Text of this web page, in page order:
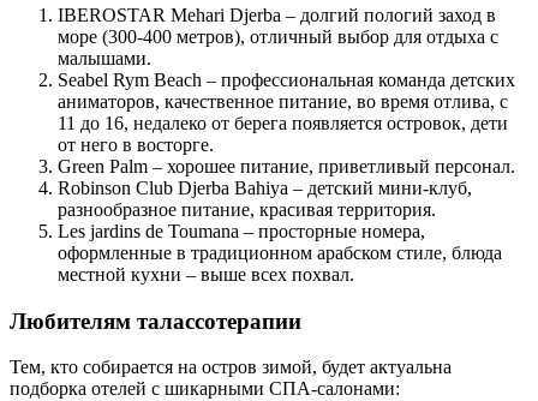
IBEROSTAR Mehari Djerba – долгий пологий заход в
море (300-400 метров), отличный выбор для отдыха с
малышами.
Seabel Rym Beach – профессиональная команда детских
аниматоров, качественное питание, во время отлива, с
11 до 16, недалеко от берега появляется островок, дети
от него в восторге.
Green Palm – хорошее питание, приветливый персонал.
Robinson Club Djerba Bahiya – детский мини-клуб,
разнообразное питание, красивая территория.
Les jardins de Toumana – просторные номера,
оформленные в традиционном арабском стиле, блюда
местной кухни – выше всех похвал.
Любителям талассотерапии
Тем, кто собирается на остров зимой, будет актуальна
подборка отелей с шикарными СПА-салонами: